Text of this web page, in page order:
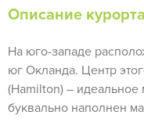
Описание курорта
На юго-западе
юг Окланда. Центр
(Hamilton) – идеальное
буквально наполнен